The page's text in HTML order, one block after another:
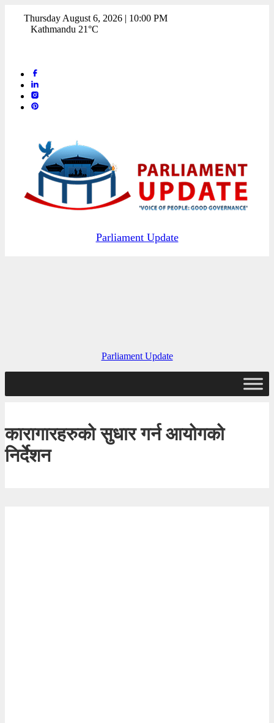
Thursday August 6, 2026 | 10:00 PM
Kathmandu 21°C
Parliament Update
Parliament Update
कारागारहरुको सुधार गर्न आयोगको
निर्देशन